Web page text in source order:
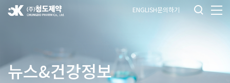
ENGLISH문의하기
뉴스&건강정보